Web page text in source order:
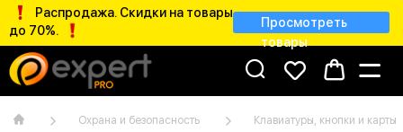
Распродажа. Скидки на товары
до 70%.
Просмотреть
товары
Охрана и безопасность Клавиатуры, кнопки и карты